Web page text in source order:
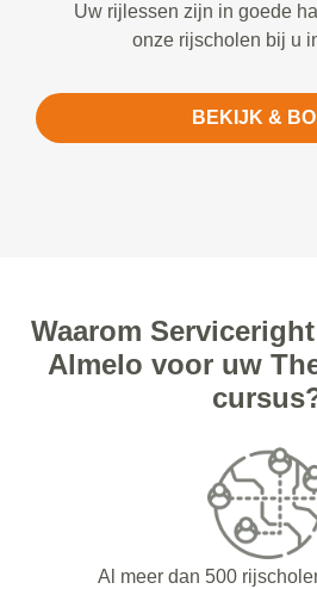
Uw rijlessen zijn in goede
onze rijscholen bij u
BEKIJK &
Waarom
Almelo voor uw
Al meer dan 500